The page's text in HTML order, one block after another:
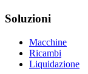
Soluzioni
Macchine
Ricambi
Liquidazione